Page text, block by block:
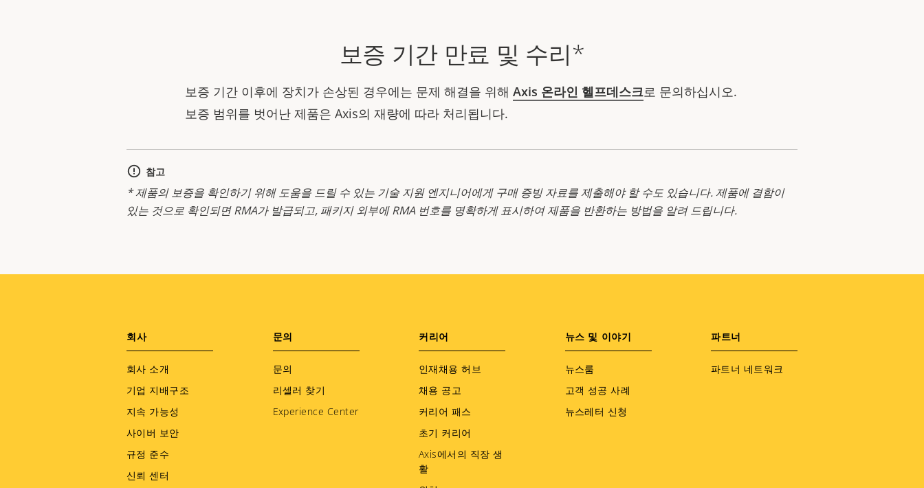
보증 기간 만료 및 수리*
보증 기간 이후에 장치가 손상된 경우에는 문제 해결을 위해 Axis 온라인 헬프데스크로 문의하십시오.
보증 범위를 벗어난 제품은 Axis의 재량에 따라 처리됩니다.
참고
* 제품의 보증을 확인하기 위해 도움을 드릴 수 있는 기술 지원 엔지니어에게 구매 증빙 자료를 제출해야 할 수도 있습니다. 제품에 결함이
있는 것으로 확인되면 RMA가 발급되고, 패키지 외부에 RMA 번호를 명확하게 표시하여 제품을 반환하는 방법을 알려 드립니다.
Footer
menu
회사
회사 소개
기업 지배구조
지속 가능성
사이버 보안
규정 준수
신뢰 센터
문의
문의
리셀러 찾기
Experience Center
커리어
인재채용 허브
채용 공고
커리어 패스
초기 커리어
Axis에서의 직장 생
활
뉴스 및 이야기
뉴스룸
고객 성공 사례
뉴스레터 신청
파트너
파트너 네트워크